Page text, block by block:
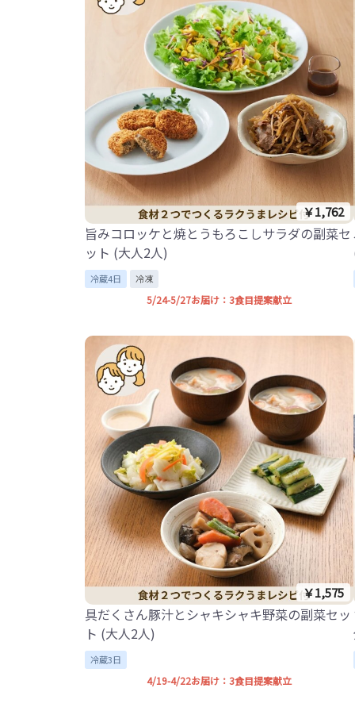
￥1,762
旨みコロッケと焼とうもろこしサラダの副菜セ
ット (大人2人)
冷蔵4日 冷凍
5/24-5/27お届け：3食目提案献立
￥1,575
具だくさん豚汁とシャキシャキ野菜の副菜セッ
ト (大人2人)
冷蔵3日
4/19-4/22お届け：3食目提案献立